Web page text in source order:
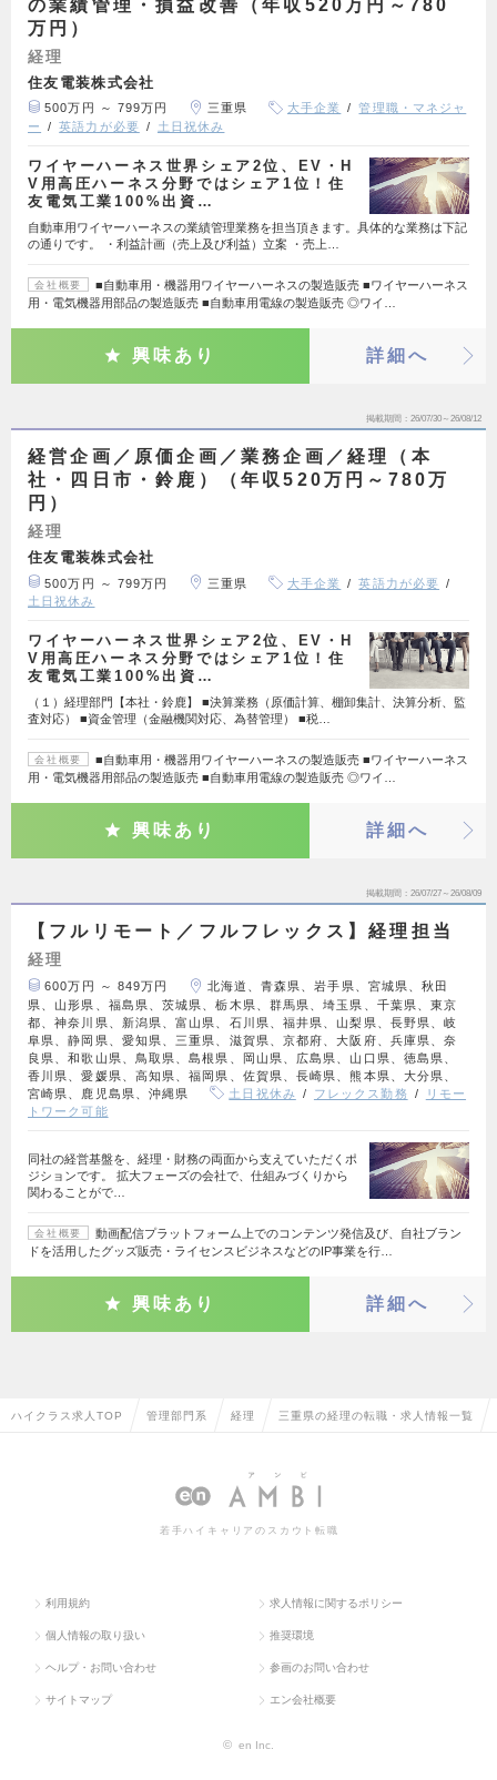
の業績管理・損益改善（年収520万円～780
万円）
経理
住友電装株式会社
500万円 ～ 799万円 三重県 大手企業
管理職・マネジャ
ー
英語力が必要 土日祝休み
ワイヤーハーネス世界シェア2位、EV・H
V用高圧ハーネス分野ではシェア1位！住
友電気工業100%出資…
自動車用ワイヤーハーネスの業績管理業務を担当頂きます。具体的な業務は下記
の通りです。 ・利益計画（売上及び利益）立案 ・売上…
会社概要
■自動車用・機器用ワイヤーハーネスの製造販売 ■ワイヤーハーネス
用・電気機器用部品の製造販売 ■自動車用電線の製造販売 ◎ワイ…
興味あり 詳細へ
掲載期間 26/07/30～26/08/12
経営企画／原価企画／業務企画／経理（本
社・四日市・鈴鹿）（年収520万円～780万
円）
経理
住友電装株式会社
500万円 ～ 799万円 三重県 大手企業
英語力が必要
土日祝休み
ワイヤーハーネス世界シェア2位、EV・H
V用高圧ハーネス分野ではシェア1位！住
友電気工業100%出資…
（１）経理部門【本社・鈴鹿】 ■決算業務（原価計算、棚卸集計、決算分析、監
査対応） ■資金管理（金融機関対応、為替管理） ■税…
会社概要
■自動車用・機器用ワイヤーハーネスの製造販売 ■ワイヤーハーネス
用・電気機器用部品の製造販売 ■自動車用電線の製造販売 ◎ワイ…
興味あり 詳細へ
掲載期間 26/07/27～26/08/09
【フルリモート／フルフレックス】経理担当
経理
600万円 ～ 849万円
北海道、青森県、岩手県、宮城県、秋田
県、山形県、福島県、茨城県、栃木県、群馬県、埼玉県、千葉県、東京
都、神奈川県、新潟県、富山県、石川県、福井県、山梨県、長野県、岐
阜県、静岡県、愛知県、三重県、滋賀県、京都府、大阪府、兵庫県、奈
良県、和歌山県、鳥取県、島根県、岡山県、広島県、山口県、徳島県、
香川県、愛媛県、高知県、福岡県、佐賀県、長崎県、熊本県、大分県、
宮崎県、鹿児島県、沖縄県
土日祝休み フレックス勤務
リモー
トワーク可能
同社の経営基盤を、経理・財務の両面から支えていただくポ
ジションです。 拡大フェーズの会社で、仕組みづくりから
関わることがで…
会社概要
動画配信プラットフォーム上でのコンテンツ発信及び、自社ブラン
ドを活用したグッズ販売・ライセンスビジネスなどのIP事業を行…
興味あり 詳細へ
ハイクラス求人TOP 管理部門系 経理 三重県の経理の転職・求人情報一覧
若手ハイキャリアのスカウト転職
利用規約 求人情報に関するポリシー
個人情報の取り扱い 推奨環境
ヘルプ・お問い合わせ 参画のお問い合わせ
サイトマップ エン会社概要
© en Inc.